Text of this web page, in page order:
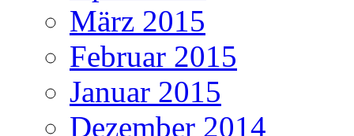
März 2015
Februar 2015
Januar 2015
Dezember 2014